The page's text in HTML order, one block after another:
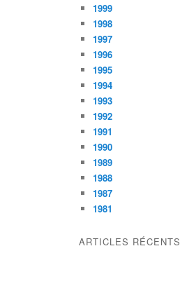
1999
1998
1997
1996
1995
1994
1993
1992
1991
1990
1989
1988
1987
1981
ARTICLES RÉCENTS